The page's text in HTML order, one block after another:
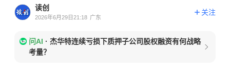
读创
2026年6月29日21:18 广东
关注
问AI · 杰华特连续亏损下质押子公司股权融资有何战略
考量？